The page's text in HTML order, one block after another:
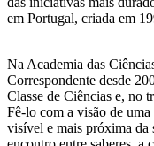
em Portugal, criada em
Na Academia das
Correspondente desde
Classe de Ciências e, no
Fê-lo com a visão de
visível e mais próxima da